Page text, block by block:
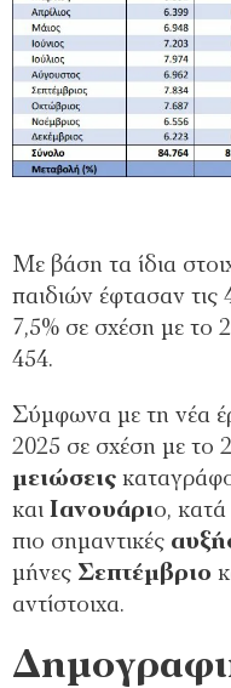
Με βάση τα ίδια
παιδιών έφτασαν
7,5% σε σχέση με το
454.
Σύμφωνα με τη νέα
2025 σε σχέση με το
μειώσεις
και Ιανουάριο, κατά
πιο σημαντικές
μήνες Σεπτέμβριο
αντίστοιχα.